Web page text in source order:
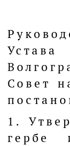
Совет
1.
гербе